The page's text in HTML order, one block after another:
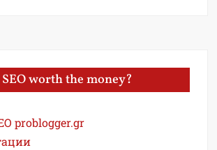
worth the money?
problogger.gr